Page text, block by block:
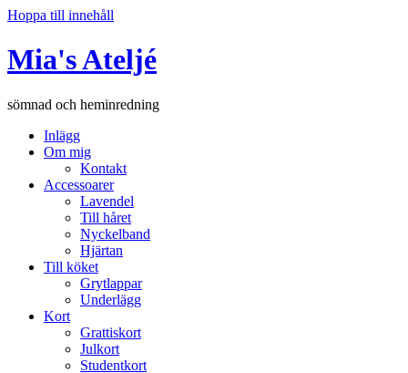
Hoppa till innehåll
Mia's Ateljé
sömnad och heminredning
Inlägg
Om mig
Kontakt
Accessoarer
Lavendel
Till håret
Nyckelband
Hjärtan
Till köket
Grytlappar
Underlägg
Kort
Grattiskort
Julkort
Studentkort